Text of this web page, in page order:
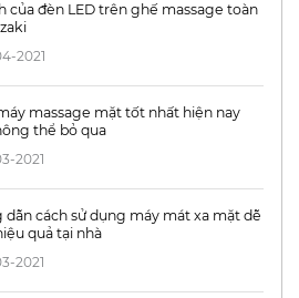
của đèn LED trên ghế massage toàn
2021
massage mặt tốt nhất hiện nay
thể bỏ qua
2021
dẫn cách sử dụng máy mát xa mặt dễ
quả tại nhà
2021